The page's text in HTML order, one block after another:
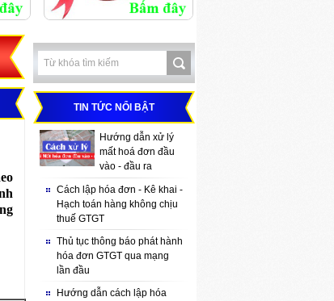
TIN TỨC NỔI BẬT
Hướng dẫn xử lý
mất hoá đơn đầu
vào - đầu ra
Cách lập hóa đơn - Kê khai -
Hạch toán hàng không chịu
thuế GTGT
Thủ tục thông báo phát hành
hóa đơn GTGT qua mạng
lần đầu
Hướng dẫn cách lập hóa